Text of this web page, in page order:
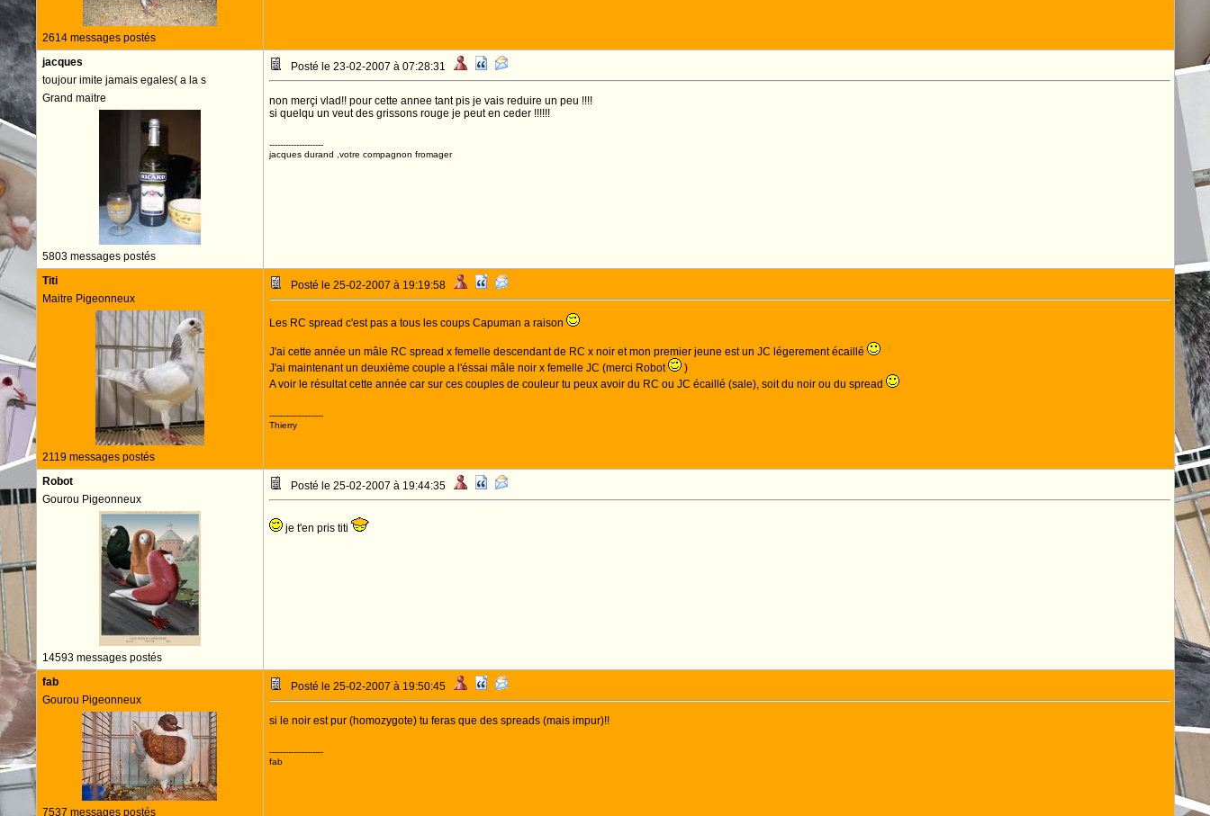
2614 messages postés
jacques
toujour imite jamais egales( a la s
Grand maitre
5803 messages postés
Posté le 23-02-2007 à 07:28:31
non merçi vlad!! pour cette annee tant pis je vais reduire un peu !!!!
si quelqu un veut des grissons rouge je peut en ceder !!!!!!
--------------------
jacques durand ,votre compagnon fromager
Titi
Maitre Pigeonneux
2119 messages postés
Posté le 25-02-2007 à 19:19:58
Les RC spread c'est pas a tous les coups Capuman a raison
J'ai cette année un mâle RC spread x femelle descendant de RC x noir et mon premier jeune est un JC légerement écaillé
J'ai maintenant un deuxième couple a l'éssai mâle noir x femelle JC (merci Robot
)
A voir le résultat cette année car sur ces couples de couleur tu peux avoir du RC ou JC écaillé (sale), soit du noir ou du spread
--------------------
Thierry
Robot
Gourou Pigeonneux
14593 messages postés
Posté le 25-02-2007 à 19:44:35
je t'en pris titi
fab
Gourou Pigeonneux
7537 messages postés
Posté le 25-02-2007 à 19:50:45
si le noir est pur (homozygote) tu feras que des spreads (mais impur)!!
--------------------
fab